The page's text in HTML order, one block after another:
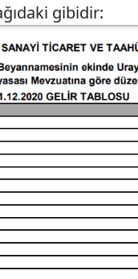
gibidir: